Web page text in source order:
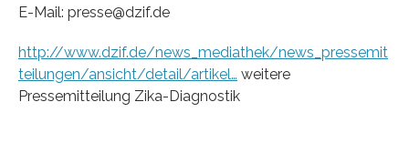
E-Mail: presse@dzif.de
http://www.dzif.de/news_mediathek/news_pressemit
teilungen/ansicht/detail/artikel… weitere
Pressemitteilung Zika-Diagnostik